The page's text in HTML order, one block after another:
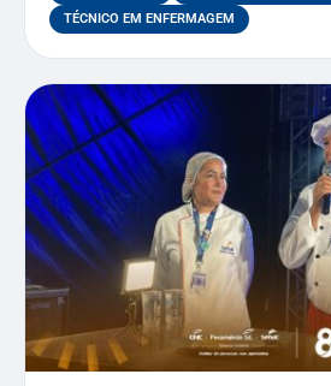
TÉCNICO EM ENFERMAGEM